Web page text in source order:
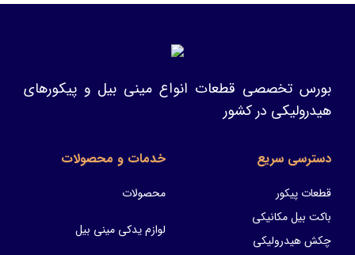
بورس تخصصی قطعات انواع مینی بیل و پیکورهای
هیدرولیکی در کشور
دسترسی سریع
قطعات پیکور
باکت بیل مکانیکی
چکش هیدرولیکی
خدمات و محصولات
محصولات
لوازم یدکی مینی بیل